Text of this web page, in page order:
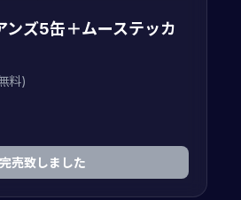
ンズ5缶＋ムーステッカ
料)
完売致しました